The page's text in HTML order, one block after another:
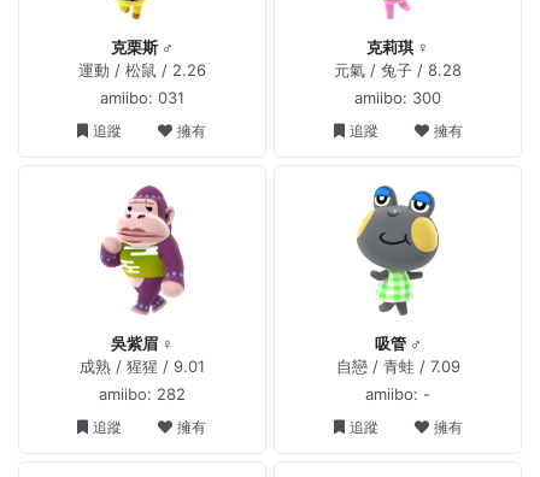
克栗斯 ♂
運動 / 松鼠 / 2.26
amiibo: 031
追蹤 擁有
克莉琪 ♀
元氣 / 兔子 / 8.28
amiibo: 300
追蹤 擁有
吳紫眉 ♀
成熟 / 猩猩 / 9.01
amiibo: 282
追蹤 擁有
吸管 ♂
自戀 / 青蛙 / 7.09
amiibo: -
追蹤 擁有